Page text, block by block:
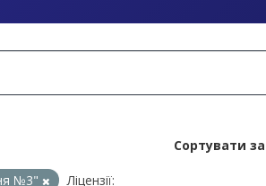
Сортувати за
№3"
Ліцензії: